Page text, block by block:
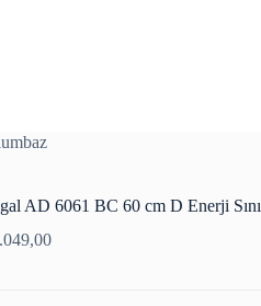
AD 6061 BC 60 cm D Enerji